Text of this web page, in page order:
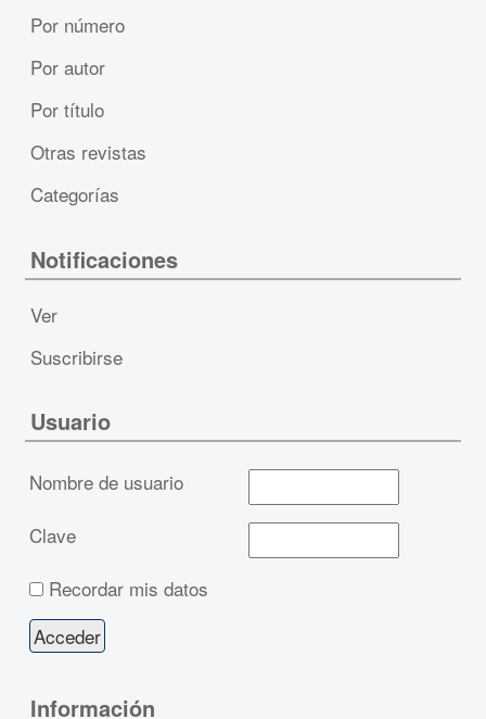
Por número
Por autor
Por título
Otras revistas
Categorías
Notificaciones
Ver
Suscribirse
Usuario
Nombre de usuario
Clave
Recordar mis datos
Información